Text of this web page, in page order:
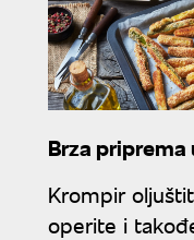
Brza
Krompir
operite i